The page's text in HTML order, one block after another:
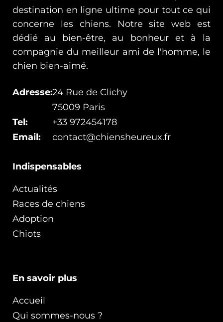
Indispensables
Actualités
Races de chiens
Adoption
Chiots
En savoir plus
Accueil
Qui sommes-nous ?
destination en ligne ultime pour tout ce qui
concerne les chiens. Notre site web est
dédié au bien-être, au bonheur et à la
compagnie du meilleur ami de l'homme, le
chien bien-aimé.
Adresse:24 Rue de Clichy
75009 Paris
Tel:
+33 972454178
Email:
contact@chiensheureux.fr